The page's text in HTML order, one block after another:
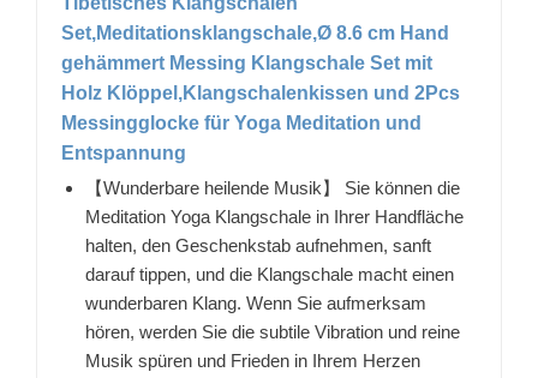
Set,Meditationsklangschale,Ø 8.6 cm Hand
gehämmert Messing Klangschale Set mit
Holz Klöppel,Klangschalenkissen und 2Pcs
Messingglocke für Yoga Meditation und
Entspannung
【Wunderbare heilende Musik】 Sie können die
Meditation Yoga Klangschale in Ihrer Handfläche
halten, den Geschenkstab aufnehmen, sanft
darauf tippen, und die Klangschale macht einen
wunderbaren Klang. Wenn Sie aufmerksam
hören, werden Sie die subtile Vibration und reine
Musik spüren und Frieden in Ihrem Herzen